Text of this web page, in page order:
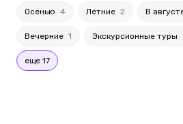
Осенью 4 Летние 2 В
Вечерние 1 Экскурсионные туры
еще 17